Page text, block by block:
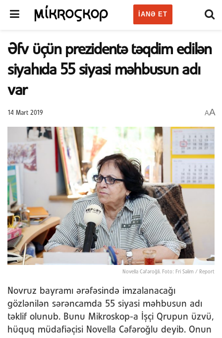
IANƏ ET
Əfv üçün prezidentə təqdim edilən
siyahıda 55 siyasi məhbusun adı
var
14 Mart 2019 AA
Novella Cəfəroğli. Foto: Fri Səlim / Report
Novruz bayramı ərəfəsində imzalanacağı
gözlənilən sərəncamda 55 siyasi məhbusun adı
təklif olunub. Bunu Mikroskop-a İşçi Qrupun üzvü,
hüquq müdafiəçisi Novella Cəfəroğlu deyib. Onun